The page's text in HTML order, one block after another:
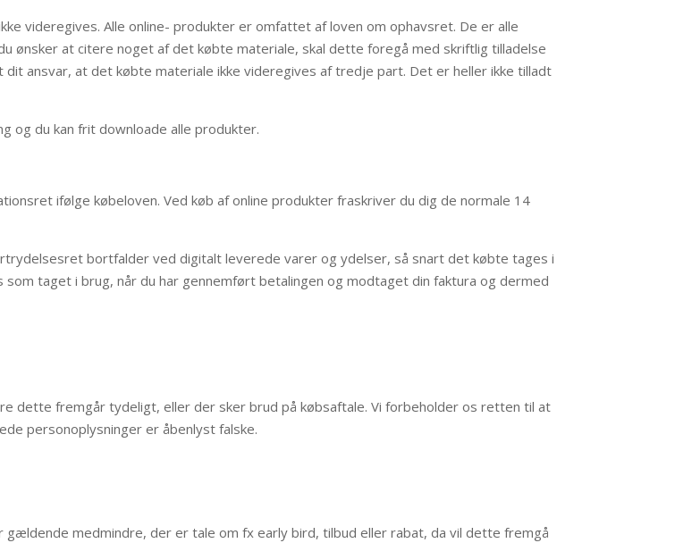
videregives. Alle online- produkter er omfattet af loven om ophavsret. De er alle
ønsker at citere noget af det købte materiale, skal dette foregå med skriftlig tilladelse
dit ansvar, at det købte materiale ikke videregives af tredje part. Det er heller ikke tilladt
og du kan frit downloade alle produkter.
ifølge købeloven. Ved køb af online produkter fraskriver du dig de normale 14
bortfalder ved digitalt leverede varer og ydelser, så snart det købte tages i
taget i brug, når du har gennemført betalingen og modtaget din faktura og dermed
dette fremgår tydeligt, eller der sker brud på købsaftale. Vi forbeholder os retten til at
personoplysninger er åbenlyst falske.
medmindre, der er tale om fx early bird, tilbud eller rabat, da vil dette fremgå